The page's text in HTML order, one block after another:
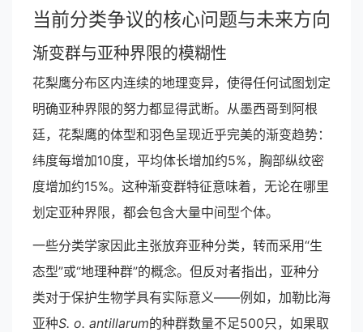
当前分类争议的核心问题与未来方向
渐变群与亚种界限的模糊性
花梨鹰分布区内连续的地理变异，使得任何试图划定
明确亚种界限的努力都显得武断。从墨西哥到阿根
廷，花梨鹰的体型和羽色呈现近乎完美的渐变趋势：
纬度每增加10度，平均体长增加约5%，胸部纵纹密
度增加约15%。这种渐变群特征意味着，无论在哪里
划定亚种界限，都会包含大量中间型个体。
一些分类学家因此主张放弃亚种分类，转而采用“生
态型”或“地理种群”的概念。但反对者指出，亚种分
类对于保护生物学具有实际意义——例如，加勒比海
亚种S. o. antillarum的种群数量不足500只，如果取